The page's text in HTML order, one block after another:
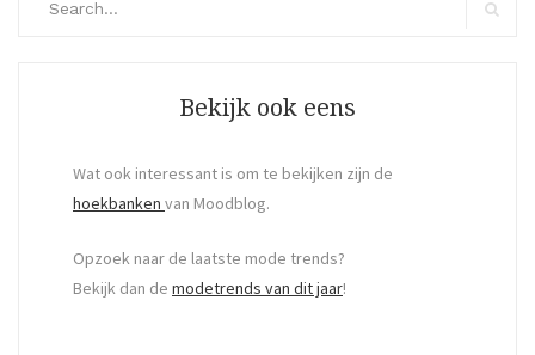
Bekijk ook eens
Wat ook interessant is om te bekijken zijn de
hoekbanken van Moodblog.
Opzoek naar de laatste mode trends?
Bekijk dan de modetrends van dit jaar!